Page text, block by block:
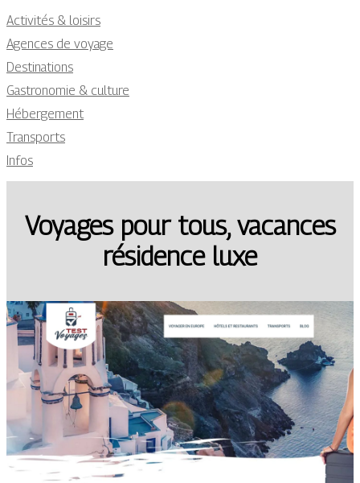
Activités & loisirs
Agences de voyage
Destinations
Gastronomie & culture
Hébergement
Transports
Infos
Voyages pour tous, vacances
résidence luxe